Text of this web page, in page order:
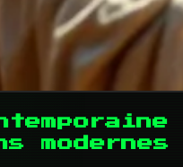
modernes